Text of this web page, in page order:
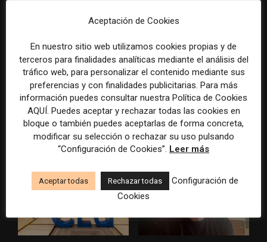
EFE publica una guía para
integrar la inteligencia
artificial en sus procesos
informativos con supervisión
humana
Substack incorpora una
herramienta que estima
cuánto contenido ha sido
escrito con inteligencia
artificial
Aceptación de Cookies
En nuestro sitio web utilizamos cookies propias y de
terceros para finalidades analíticas mediante el análisis del
tráfico web, para personalizar el contenido mediante sus
preferencias y con finalidades publicitarias. Para más
información puedes consultar nuestra Política de Cookies
AQUÍ. Puedes aceptar y rechazar todas las cookies en
bloque o también puedes aceptarlas de forma concreta,
modificar su selección o rechazar su uso pulsando
“Configuración de Cookies”. Leer más
Aceptar todas Rechazar todas
Configuración de
Cookies